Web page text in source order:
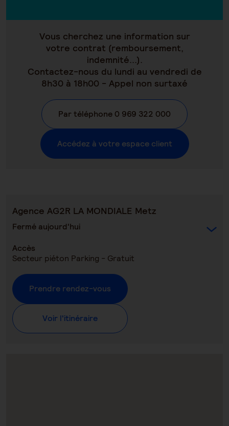
Vous cherchez une information sur
votre contrat (remboursement,
indemnité...).
Contactez-nous du lundi au vendredi de
8h30 à 18h00 - Appel non surtaxé
Par téléphone 0 969 322 000
Accédez à votre espace client
Agence AG2R LA MONDIALE Metz
Fermé aujourd'hui
Accès
Secteur piéton Parking - Gratuit
Prendre rendez-vous
Voir l'itinéraire